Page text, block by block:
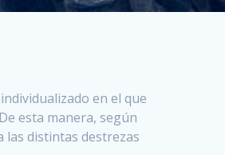
en el que
esta manera, según
las distintas destrezas